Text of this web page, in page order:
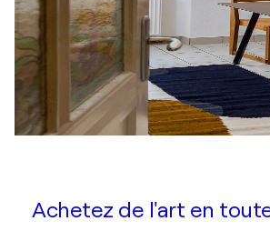
Achetez de l'art en